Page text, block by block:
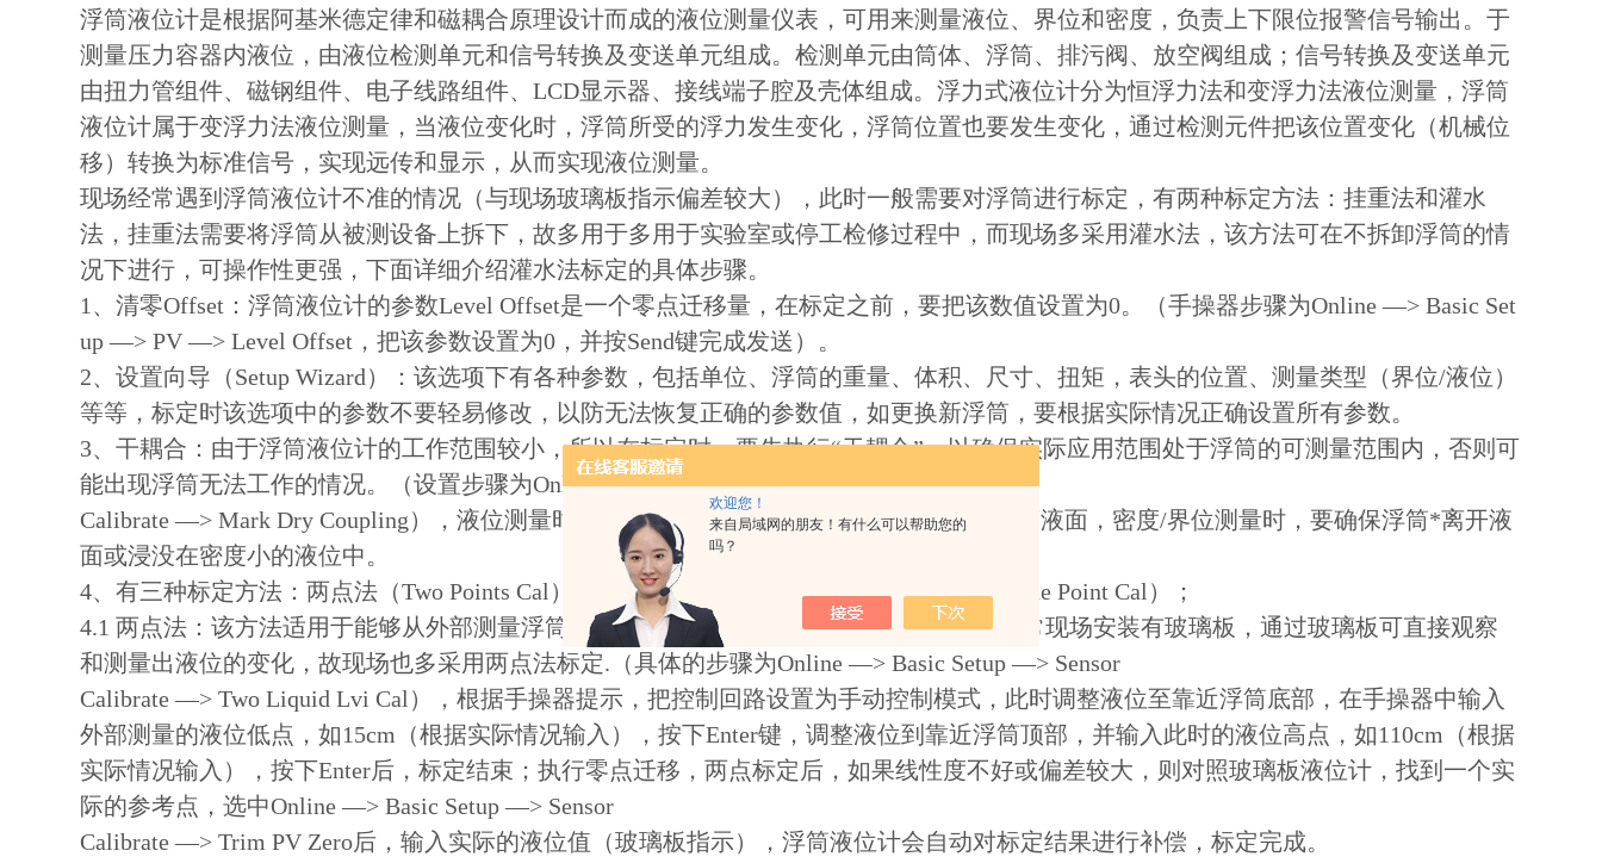
欢迎您！
来自局域网的朋友！有什么可以帮助您的
吗？
浮筒液位计是根据阿基米德定律和磁耦合原理设计而成的液位测量仪表，可用来测量液位、界位和密度，负责上下限位报警信号输出。于
测量压力容器内液位，由液位检测单元和信号转换及变送单元组成。检测单元由筒体、浮筒、排污阀、放空阀组成；信号转换及变送单元
由扭力管组件、磁钢组件、电子线路组件、LCD显示器、接线端子腔及壳体组成。浮力式液位计分为恒浮力法和变浮力法液位测量，浮筒
液位计属于变浮力法液位测量，当液位变化时，浮筒所受的浮力发生变化，浮筒位置也要发生变化，通过检测元件把该位置变化（机械位
移）转换为标准信号，实现远传和显示，从而实现液位测量。
现场经常遇到浮筒液位计不准的情况（与现场玻璃板指示偏差较大），此时一般需要对浮筒进行标定，有两种标定方法：挂重法和灌水
法，挂重法需要将浮筒从被测设备上拆下，故多用于多用于实验室或停工检修过程中，而现场多采用灌水法，该方法可在不拆卸浮筒的情
况下进行，可操作性更强，下面详细介绍灌水法标定的具体步骤。
1 、清零Offset ：浮筒液位计的参数Level Offset是一个零点迁移量，在标定之前，要把该数值设置为0。（手操器步骤为Online—> Basic Set
up—> PV—> Level Offset ，把该参数设置为0 ，并按Send键完成发送）。
2、设置向导（Setup Wizard）：该选项下有各种参数，包括单位、浮筒的重量、体积、尺寸、扭矩，表头的位置、测量类型（界位/液位）
等等，标定时该选项中的参数不要轻易修改，以防无法恢复正确的参数值，如更换新浮筒，要根据实际情况正确设置所有参数。
3、干耦合：由于浮筒液位计的工作范围较小，所以在标定时，要先执行“干耦合”，以确保实际应用范围处于浮筒的可测量范围内，否则可
能出现浮筒无法工作的情况。（设置步骤为Online—> Basic Setup—> Sensor
Calibrate—> Mark Dry Coupling），液位测量时，干耦合前必须保证浮筒液位计的浮筒*脱离液面，密度/界位测量时，要确保浮筒*离开液
面或浸没在密度小的液位中。
4、有三种标定方法：两点法（Two Points Cal ）、零点/量程法（ Wet/Dry Cal）和单点法（ One Point Cal ）；
4.1两点法：该方法适用于能够从外部测量浮筒内液位或界位的情况，该方法精度较高，通常现场安装有玻璃板，通过玻璃板可直接观察
和测量出液位的变化，故现场也多采用两点法标定. （具体的步骤为Online—> Basic Setup—> Sensor
Calibrate—> Two Liquid Lvi Cal ），根据手操器提示，把控制回路设置为手动控制模式，此时调整液位至靠近浮筒底部，在手操器中输入
外部测量的液位低点，如15cm （根据实际情况输入），按下Enter键，调整液位到靠近浮筒顶部，并输入此时的液位高点，如110cm
（根据
实际情况输入），按下Enter后，标定结束；执行零点迁移，两点标定后，如果线性度不好或偏差较大，则对照玻璃板液位计，找到一个实
际的参考点，选中Online—> Basic Setup—> Sensor
Calibrate—> Trim PV Zero后，输入实际的液位值（玻璃板指示），浮筒液位计会自动对标定结果进行补偿，标定完成。